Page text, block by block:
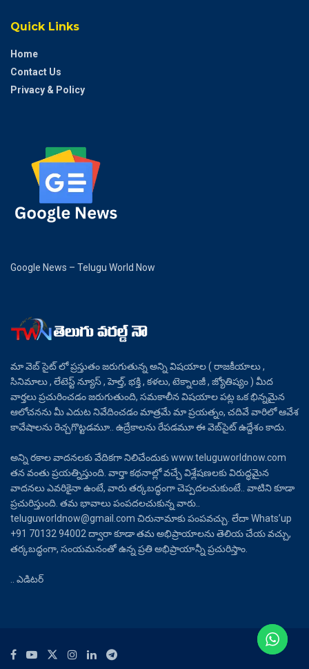
Quick Links
Home
Contact Us
Privacy & Policy
Google News – Telugu World Now
మా వెబ్ సైట్ లో ప్రస్తుతం జరుగుతున్న అన్ని విషయాల ( రాజకీయాలు ,
సినిమాలు , లేటెస్ట్ న్యూస్ , హెల్త్, భక్తి , కళలు, టెక్నాలజీ , జ్యోతిష్యం ) మీద
వార్తలు ప్రచురించడం జరుగుతుంది, సమకాలీన విషయాల పట్ల ఒక భిన్నమైన
ఆలోచనను మీ ఎదుట నివేదించడం మాత్రమే మా ప్రయత్నం, చదివే వారిలో ఆవేశ
కావేషాలను రెచ్చగొట్టడమూ.. ఉద్రేకాలను రేపడమూ ఈ వెబ్‌సైట్ ఉద్దేశం కాదు.
అన్ని రకాల వాదనలకు వేదికగా నిలిచేందుకు www.teluguworldnow.com
తన వంతు ప్రయత్నిస్తుంది. వార్తా కథనాల్లో వచ్చే విశ్లేషణలకు విరుద్ధమైన
వాదనలు ఎవరికైనా ఉంటే, వారు తర్కబద్ధంగా చెప్పదలచుకుంటే.. వాటిని కూడా
ప్రచురిస్తుంది. తమ భావాలు పంపదలచుకున్న వారు..
teluguworldnow@gmail.com చిరునామాకు పంపవచ్చు. లేదా Whats’up
+91 70132 94002 ద్వారా కూడా తమ అభిప్రాయాలను తెలియ చేయ వచ్చు,
తర్కబద్ధంగా, సంయమనంతో ఉన్న ప్రతి అభిప్రాయాన్నీ ప్రచురిస్తాం.
.. ఎడిటర్